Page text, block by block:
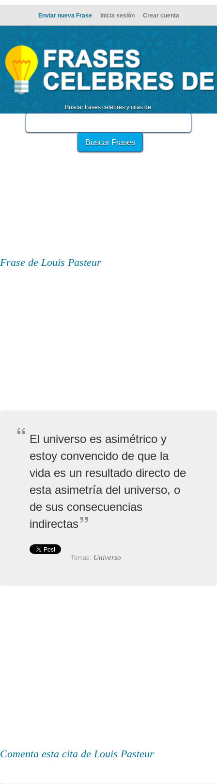
Enviar nueva Frase Inicia sesión Crear cuenta
Buscar frases celebres y citas de:
Frase de Louis Pasteur
El universo es asimétrico y
estoy convencido de que la
vida es un resultado directo de
esta asimetría del universo, o
de sus consecuencias
indirectas
Temas: Universo
Comenta esta cita de Louis Pasteur